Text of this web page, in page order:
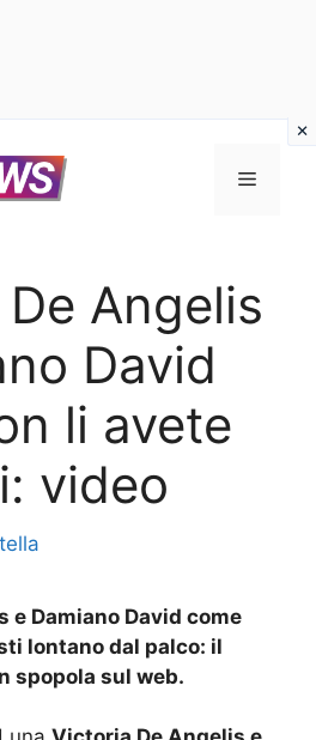
Menu
Angelis
David
li avete
video
e Damiano David come
lontano dal palco: il
spopola sul web.